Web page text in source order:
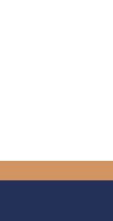
strona